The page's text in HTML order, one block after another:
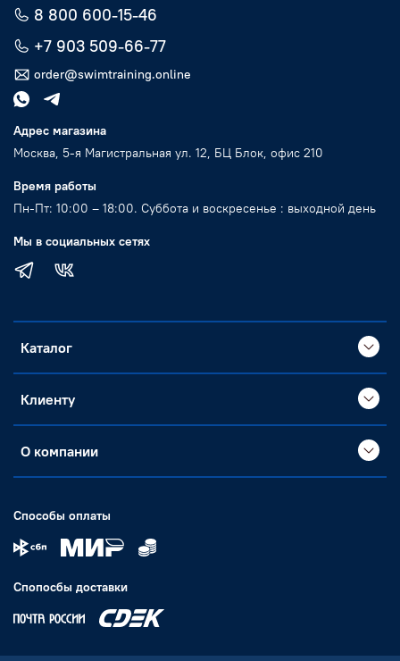
8 800 600-15-46
+7 903 509-66-77
order@swimtraining.online
Адрес магазина
Москва, 5-я Магистральная ул. 12, БЦ Блок, офис 210
Время работы
Пн-Пт: 10:00 – 18:00. Суббота и воскресенье : выходной день
Мы в социальных сетях
Каталог
Клиенту
О компании
Способы оплаты
Спопосбы доставки